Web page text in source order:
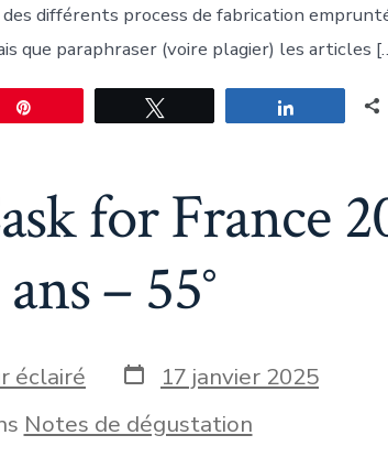
différents process de fabrication
que paraphraser (voire plagier) les articles
Partagez
for France
– 55°
éclairé Date
de
publication
17 janvier 2025
Notes de dégustation